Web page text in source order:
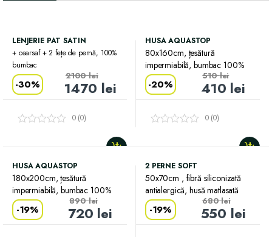
LENJERIE PAT SATIN
+ cearsaf + 2 fețe de pernă, 100%
bumbac
-30% 1470 lei
2100lei
0 (0)
HUSA AQUASTOP
80x160cm, țesătură
impermiabilă, bumbac 100%
-20% 410 lei
510lei
0 (0)
HUSA AQUASTOP
180x200cm, țesătură
impermiabilă, bumbac 100%
-19% 720 lei
890lei
2 PERNE SOFT
50x70cm , fibră siliconizată
antialergică, husă matlasată
-19% 550 lei
680lei